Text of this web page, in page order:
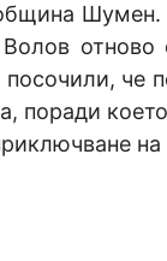
Волов
че
поради
на